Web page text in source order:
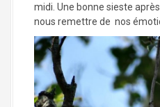
midi. Une bonne sieste
nous remettre de nos